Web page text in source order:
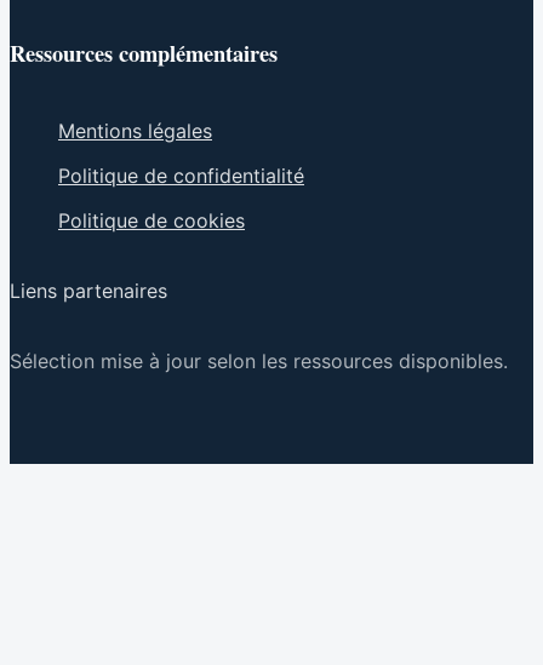
Ressources complémentaires
Mentions légales
Politique de confidentialité
Politique de cookies
Liens partenaires
Sélection mise à jour selon les ressources disponibles.